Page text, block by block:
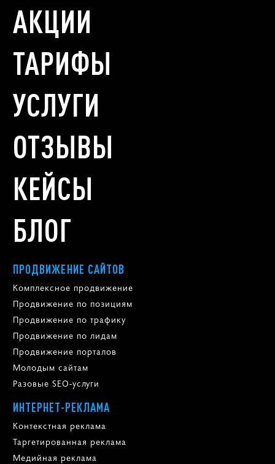
АКЦИИ
ТАРИФЫ
УСЛУГИ
ОТЗЫВЫ
КЕЙСЫ
БЛОГ
ПРОДВИЖЕНИЕ САЙТОВ
Комплексное продвижение
Продвижение по позициям
Продвижение по трафику
Продвижение по лидам
Продвижение порталов
Молодым сайтам
Разовые SEO-услуги
ИНТЕРНЕТ-РЕКЛАМА
Контекстная реклама
Таргетированная реклама
Медийная реклама